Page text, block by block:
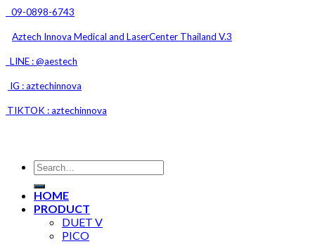
09-0898-6743
Aztech Innova Medical and LaserCenter Thailand V.3
LINE : @aestech
IG : aztechinnova
TIKTOK : aztechinnova
HOME
PRODUCT
DUET V
PICO